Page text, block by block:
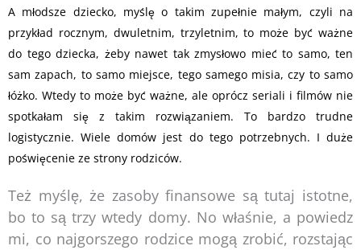
A młodsze dziecko, myślę o takim zupełnie małym, czyli na
przykład rocznym, dwuletnim, trzyletnim, to może być ważne
do tego dziecka, żeby nawet tak zmysłowo mieć to samo, ten
sam zapach, to samo miejsce, tego samego misia, czy to samo
łóżko. Wtedy to może być ważne, ale oprócz seriali i filmów nie
spotkałam się z takim rozwiązaniem. To bardzo trudne
logistycznie. Wiele domów jest do tego potrzebnych. I duże
poświęcenie ze strony rodziców.
Też myślę, że zasoby finansowe są tutaj istotne,
bo to są trzy wtedy domy. No właśnie, a powiedz
mi, co najgorszego rodzice mogą zrobić, rozstając